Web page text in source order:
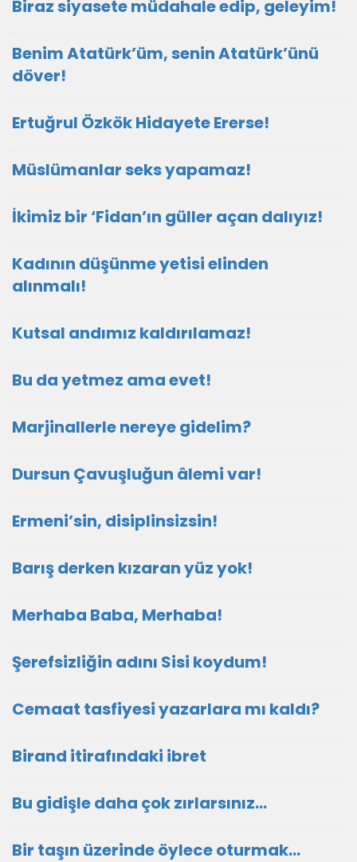
Biraz siyasete müdahale edip, geleyim!
Benim Atatürk’üm, senin Atatürk’ünü
döver!
Ertuğrul Özkök Hidayete Ererse!
Müslümanlar seks yapamaz!
İkimiz bir ‘Fidan’ın güller açan dalıyız!
Kadının düşünme yetisi elinden
alınmalı!
Kutsal andımız kaldırılamaz!
Bu da yetmez ama evet!
Marjinallerle nereye gidelim?
Dursun Çavuşluğun âlemi var!
Ermeni’sin, disiplinsizsin!
Barış derken kızaran yüz yok!
Merhaba Baba, Merhaba!
Şerefsizliğin adını Sisi koydum!
Cemaat tasfiyesi yazarlara mı kaldı?
Birand itirafındaki ibret
Bu gidişle daha çok zırlarsınız…
Bir taşın üzerinde öylece oturmak…